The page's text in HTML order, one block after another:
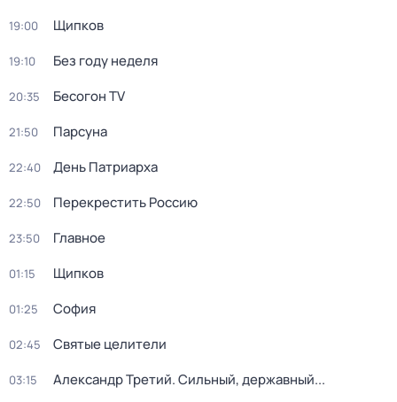
19:00 Щипков
19:10 Без году неделя
20:35 Бесогон TV
21:50 Парсуна
22:40 День Патриарха
22:50 Перекреcтить Росcию
23:50 Главное
01:15 Щипков
01:25 София
02:45 Святые целители
03:15 Александр Третий. Сильный, державный...